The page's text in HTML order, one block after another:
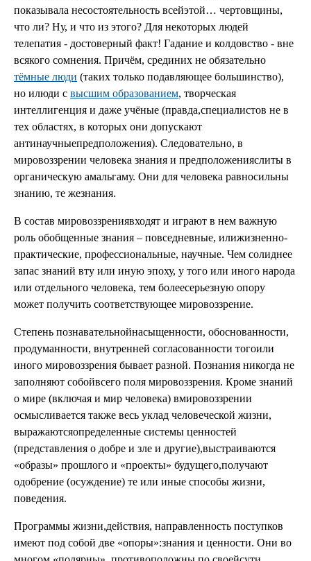
показывала несостоятельность всейэтой… чертовщины,
что ли? Ну, и что из этого? Для некоторых людей
телепатия - достоверный факт! Гадание и колдовство - вне
всякого сомнения. Причём, срединих не обязательно
тёмные люди (таких только подавляющее большинство),
но илюди с высшим образованием, творческая
интеллигенция и даже учёные (правда,специалистов не в
тех областях, в которых они допускают
антинаучныепредположения). Следовательно, в
мировоззрении человека знания и предположенияслиты в
органическую амальгаму. Они для человека равносильны
знанию, те жезнания.
В состав мировоззрениявходят и играют в нем важную
роль обобщенные знания – повседневные, илижизненно-
практические, профессиональные, научные. Чем солиднее
запас знаний вту или иную эпоху, у того или иного народа
или отдельного человека, тем болеесерьезную опору
может получить соответствующее мировоззрение.
Степень познавательнойнасыщенности, обоснованности,
продуманности, внутренней согласованности тогоили
иного мировоззрения бывает разной. Познания никогда не
заполняют собойвсего поля мировоззрения. Кроме знаний
о мире (включая и мир человека) вмировоззрении
осмысливается также весь уклад человеческой жизни,
выражаютсяопределенные системы ценностей
(представления о добре и зле и другие),выстраиваются
«образы» прошлого и «проекты» будущего,получают
одобрение (осуждение) те или иные способы жизни,
поведения.
Программы жизни,действия, направленность поступков
имеют под собой две «опоры»:знания и ценности. Они во